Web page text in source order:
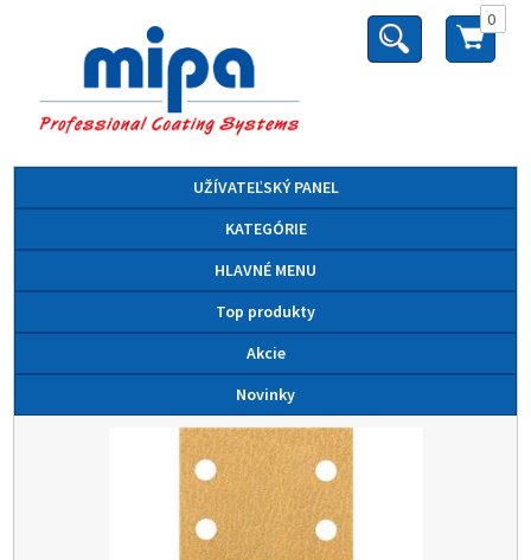
0
UŽÍVATEĽSKÝ PANEL
KATEGÓRIE
HLAVNÉ MENU
Top produkty
Akcie
Novinky